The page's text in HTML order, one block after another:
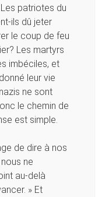
patriotes du
ils dû jeter
le coup de feu
Les martyrs
imbéciles, et
leur vie
ne sont
le chemin de
est simple.
de dire à nos
ne
au-delà
» Et